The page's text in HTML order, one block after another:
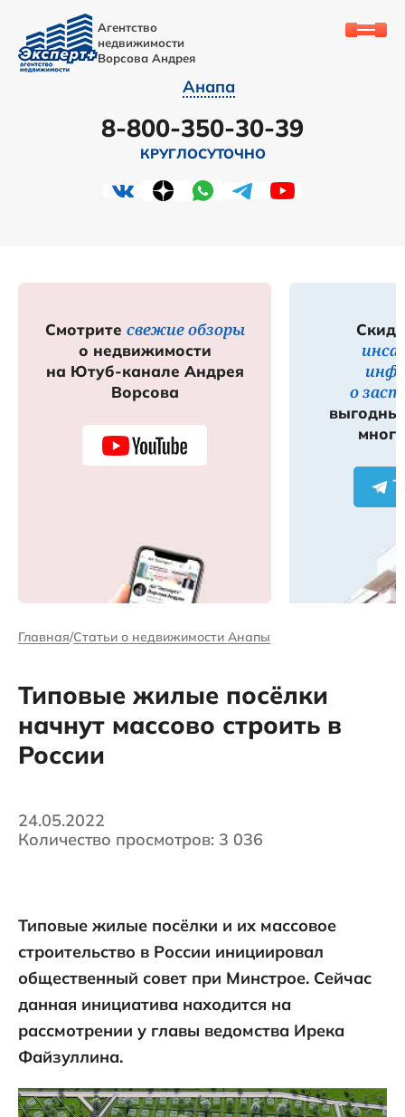
Агентство
недвижимости
Ворсова Андрея
Анапа
8-800-350-30-39
КРУГЛОСУТОЧНО
Смотрите свежие обзоры
о недвижимости
на Ютуб-канале Андрея
Ворсова
о
Главная Статьи о недвижимости Анапы
Типовые жилые посёлки
начнут массово строить в
России
24.05.2022
Количество просмотров: 3 036
Типовые жилые посёлки и их массовое
строительство в России инициировал
общественный совет при Минстрое. Сейчас
данная инициатива находится на
рассмотрении у главы ведомства Ирека
Файзуллина.